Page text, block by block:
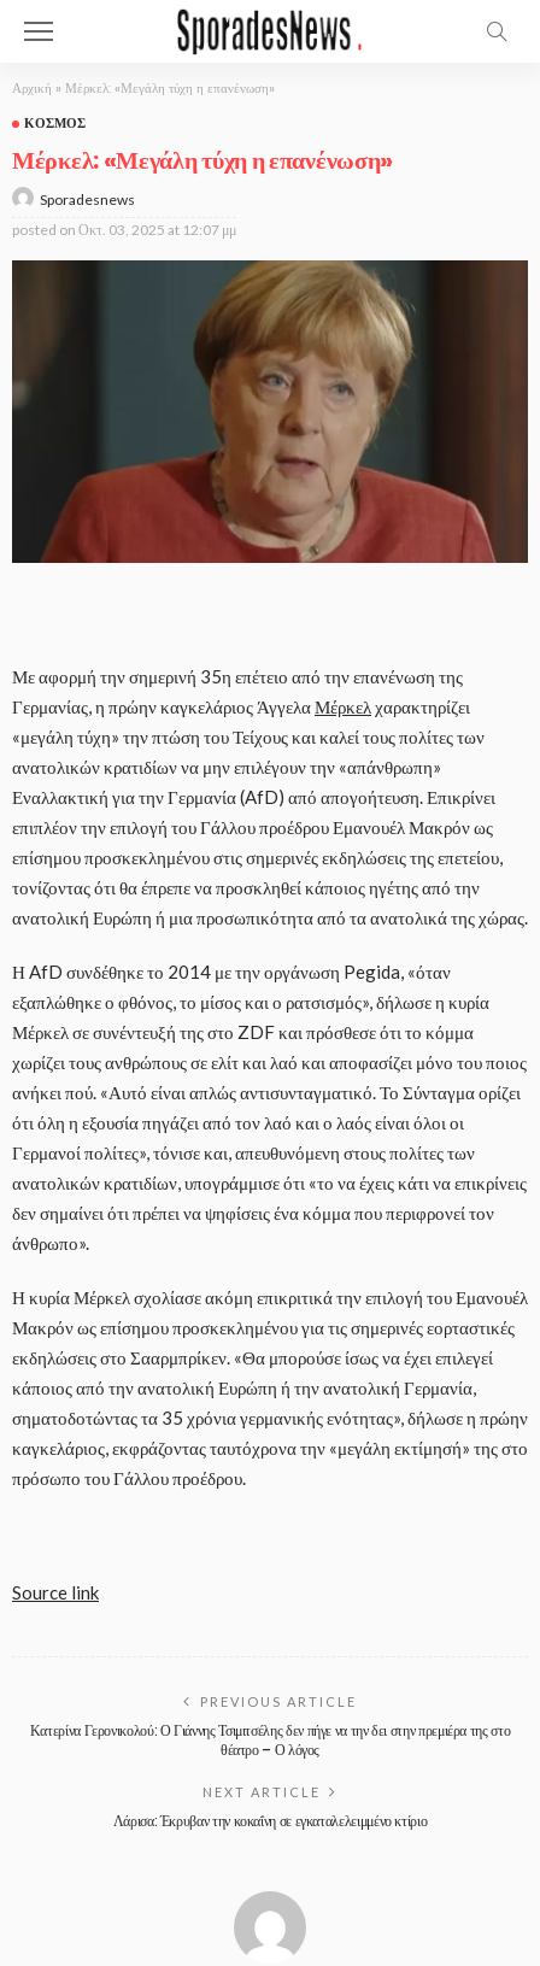
Αρχική » Μέρκελ: «Μεγάλη τύχη η επανένωση»
ΚΌΣΜΟΣ
Μέρκελ: «Μεγάλη τύχη η επανένωση»
Sporadesnews
posted on Οκτ. 03, 2025 at 12:07 μμ
Με αφορμή την σημερινή 35η επέτειο από την επανένωση της
Γερμανίας, η πρώην καγκελάριος ΆγγελαΜέρκελχαρακτηρίζει
«μεγάλη τύχη» την πτώση του Τείχους και καλεί τους πολίτες των
ανατολικών κρατιδίων να μην επιλέγουν την «απάνθρωπη»
Εναλλακτική για την Γερμανία (AfD) από απογοήτευση. Επικρίνει
επιπλέον την επιλογή του Γάλλου προέδρου Εμανουέλ Μακρόν ως
επίσημου προσκεκλημένου στις σημερινές εκδηλώσεις της επετείου,
τονίζοντας ότι θα έπρεπε να προσκληθεί κάποιος ηγέτης από την
ανατολική Ευρώπη ή μια προσωπικότητα από τα ανατολικά της χώρας.
Η AfD συνδέθηκε το 2014 με την οργάνωση Pegida, «όταν
εξαπλώθηκε ο φθόνος, το μίσος και ο ρατσισμός», δήλωσε η κυρία
Μέρκελ σε συνέντευξή της στο ZDF και πρόσθεσε ότι το κόμμα
χωρίζει τους ανθρώπους σε ελίτ και λαό και αποφασίζει μόνο του ποιος
ανήκει πού. «Αυτό είναι απλώς αντισυνταγματικό. Το Σύνταγμα ορίζει
ότι όλη η εξουσία πηγάζει από τον λαό και ο λαός είναι όλοι οι
Γερμανοί πολίτες», τόνισε και, απευθυνόμενη στους πολίτες των
ανατολικών κρατιδίων, υπογράμμισε ότι «το να έχεις κάτι να επικρίνεις
δεν σημαίνει ότι πρέπει να ψηφίσεις ένα κόμμα που περιφρονεί τον
άνθρωπο».
Η κυρία Μέρκελ σχολίασε ακόμη επικριτικά την επιλογή του Εμανουέλ
Μακρόν ως επίσημου προσκεκλημένου για τις σημερινές εορταστικές
εκδηλώσεις στο Σααρμπρίκεν. «Θα μπορούσε ίσως να έχει επιλεγεί
κάποιος από την ανατολική Ευρώπη ή την ανατολική Γερμανία,
σηματοδοτώντας τα 35 χρόνια γερμανικής ενότητας», δήλωσε η πρώην
καγκελάριος, εκφράζοντας ταυτόχρονα την «μεγάλη εκτίμησή» της στο
πρόσωπο του Γάλλου προέδρου.
Source link
PREVIOUS ARTICLE
Κατερίνα Γερονικολού: Ο Γιάννης Τσιμιτσέλης δεν πήγε να την δει στην πρεμιέρα της στο
θέατρο – Ο λόγος
NEXT ARTICLE
Λάρισα: Έκρυβαν την κοκαΐνη σε εγκαταλελειμμένο κτίριο